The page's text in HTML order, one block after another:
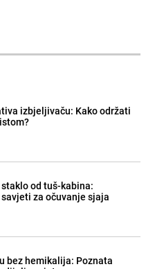
izbjeljivaču: Kako održati
od tuš-kabina:
za očuvanje sjaja
bez hemikalija: Poznata